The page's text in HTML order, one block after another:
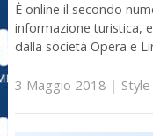
È online il secondo
informazione turistica,
dalla società Opera e
3 Maggio 2018 |